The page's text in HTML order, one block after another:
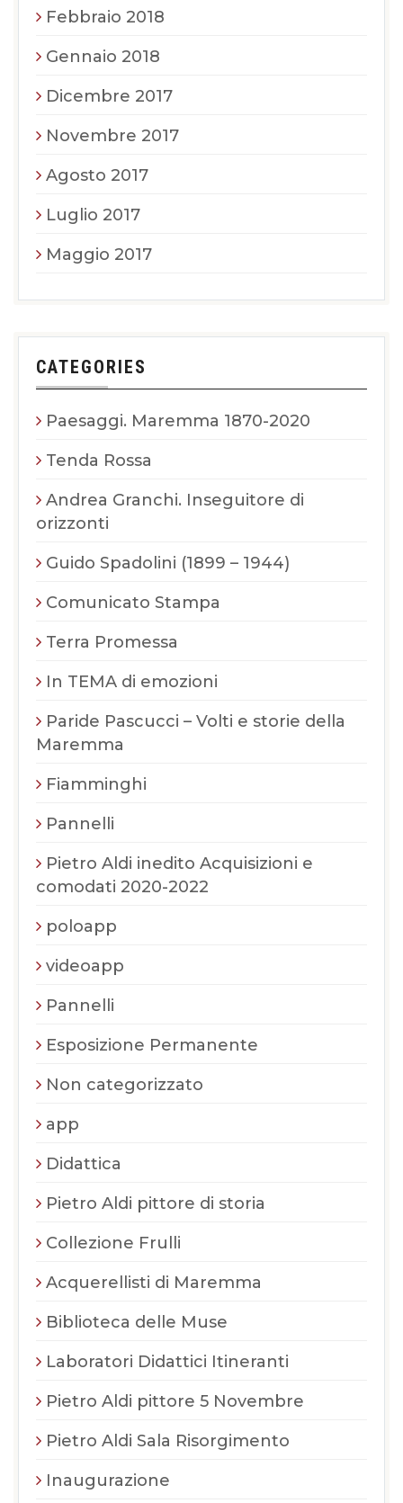
Febbraio 2018
Gennaio 2018
Dicembre 2017
Novembre 2017
Agosto 2017
Luglio 2017
Maggio 2017
CATEGORIES
Paesaggi. Maremma 1870-2020
Tenda Rossa
Andrea Granchi. Inseguitore di
orizzonti
Guido Spadolini (1899 – 1944)
Comunicato Stampa
Terra Promessa
In TEMA di emozioni
Paride Pascucci – Volti e storie della
Maremma
Fiamminghi
Pannelli
Pietro Aldi inedito Acquisizioni e
comodati 2020-2022
poloapp
videoapp
Pannelli
Esposizione Permanente
Non categorizzato
app
Didattica
Pietro Aldi pittore di storia
Collezione Frulli
Acquerellisti di Maremma
Biblioteca delle Muse
Laboratori Didattici Itineranti
Pietro Aldi pittore 5 Novembre
Pietro Aldi Sala Risorgimento
Inaugurazione